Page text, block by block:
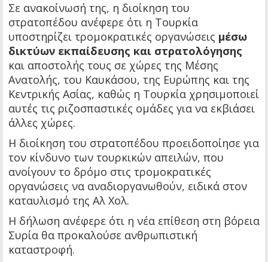
Σε ανακοίνωσή της, η διοίκηση του
στρατοπέδου ανέφερε ότι η Τουρκία
υποστηρίζει τρομοκρατικές οργανώσεις μέσω
δικτύων εκπαίδευσης και στρατολόγησης
και αποστολής τους σε χώρες της Μέσης
Ανατολής, του Καυκάσου, της Ευρώπης και της
Κεντρικής Ασίας, καθώς η Τουρκία χρησιμοποιεί
αυτές τις ριζοσπαστικές ομάδες για να εκβιάσει
άλλες χώρες.
Η διοίκηση του στρατοπέδου προειδοποίησε για
τον κίνδυνο των τουρκικών απειλών, που
ανοίγουν το δρόμο στις τρομοκρατικές
οργανώσεις να αναδιοργανωθούν, ειδικά στον
καταυλισμό της Αλ Χολ.
Η δήλωση ανέφερε ότι η νέα επίθεση στη βόρεια
Συρία θα προκαλούσε ανθρωπιστική
καταστροφή.